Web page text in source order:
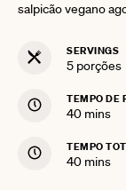
salpicão vegano
SERVINGS
5 porções
TEMPO DE
40minutes
mins
TEMPO
40minutes
mins